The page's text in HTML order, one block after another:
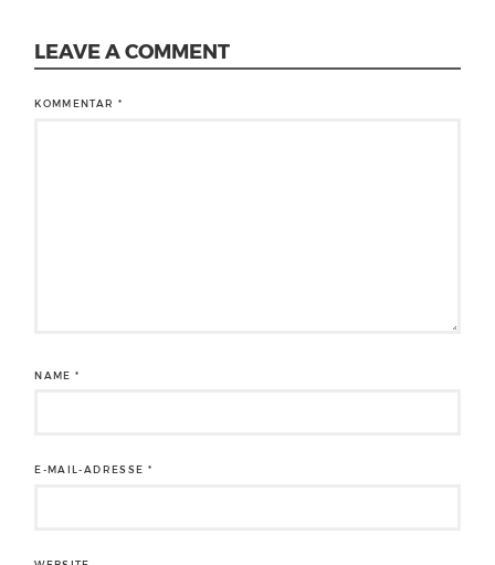
LEAVE A COMMENT
KOMMENTAR *
NAME*
E-MAIL-ADRESSE *